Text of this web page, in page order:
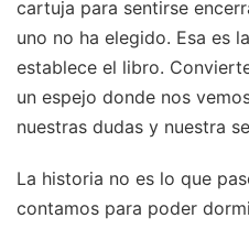
cartuja para sentirse
uno no ha elegido. Esa es
establece el libro.
un espejo donde nos
nuestras dudas y nuestra
La historia no es lo que
contamos para poder